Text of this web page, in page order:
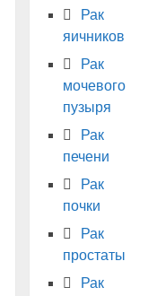
Рак
яичников
Рак
мочевого
пузыря
Рак
печени
Рак
почки
Рак
простаты
Рак